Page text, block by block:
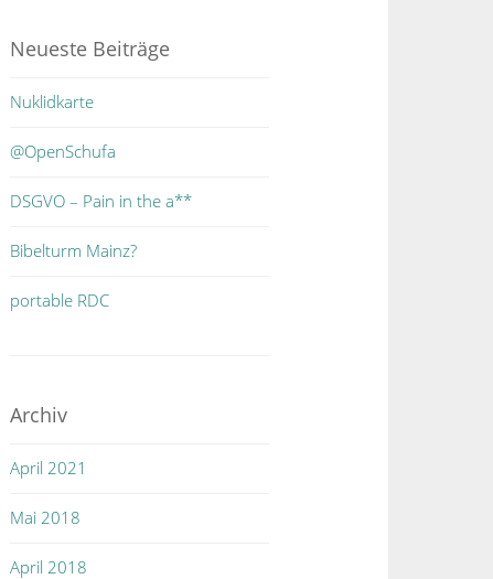
Neueste Beiträge
Nuklidkarte
@OpenSchufa
DSGVO – Pain in the a**
Bibelturm Mainz?
portable RDC
Archiv
April 2021
Mai 2018
April 2018